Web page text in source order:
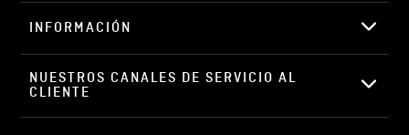
ENVIAR COMENTARIO
INFORMACIÓN
NUESTROS CANALES DE SERVICIO AL
CLIENTE